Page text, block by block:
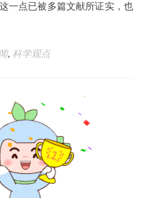
一点已被多篇文献所证实，也
, 科学观点